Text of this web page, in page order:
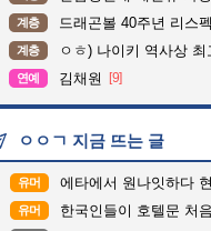
계층 드래곤볼 40주년 리스
계층 ㅇㅎ) 나이키 역사상
연예 김채원 [9]
ㅇㅇㄱ 지금 뜨는 글
유머 에타에서 원나잇하다
유머 한국인들이 호텔문 처음 열 때